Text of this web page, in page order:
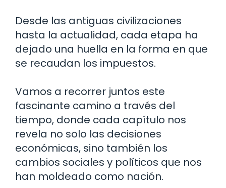
Desde las antiguas civilizaciones
hasta la actualidad, cada etapa ha
dejado una huella en la forma en que
se recaudan los impuestos.
Vamos a recorrer juntos este
fascinante camino a través del
tiempo, donde cada capítulo nos
revela no solo las decisiones
económicas, sino también los
cambios sociales y políticos que nos
han moldeado como nación.